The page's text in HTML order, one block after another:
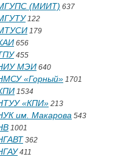
(МИИТ) 637
122
179
656
455
МЭИ 640
«Горный» 1701
1534
«КПИ» 213
им. Макарова 543
1001
362
411